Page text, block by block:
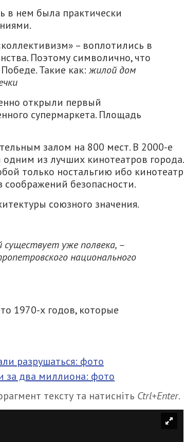
нем была практически
– воплотились в
Поэтому символично, что
Такие как:жилой дом
открыли первый
супермаркета. Площадь
залом на 800 мест. В 2000-е
из лучших кинотеатров города.
только ностальгию ибо кинотеатр
соображений безопасности.
союзного значения.
существует уже полвека, –
национального
1970-х годов, которые
разрушаться: фото
за два миллиона: фото
тексту та натисніть Ctrl+Enter.